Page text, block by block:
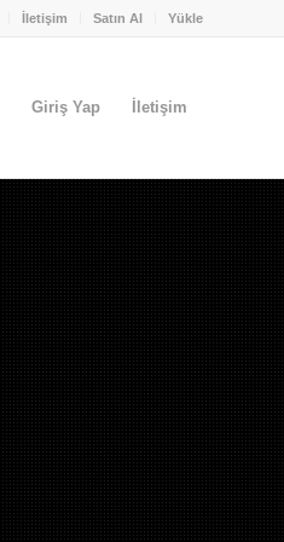
İletişim Satın Al Yükle
Giriş Yap İletişim